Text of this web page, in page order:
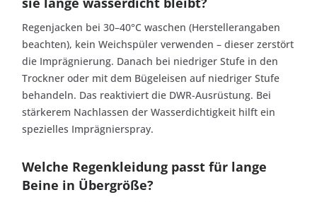
Regenjacken bei 30–40°C waschen (Herstellerangaben
beachten), kein Weichspüler verwenden – dieser zerstört
die Imprägnierung. Danach bei niedriger Stufe in den
Trockner oder mit dem Bügeleisen auf niedriger Stufe
behandeln. Das reaktiviert die DWR-Ausrüstung. Bei
stärkerem Nachlassen der Wasserdichtigkeit hilft ein
spezielles Imprägnierspray.
Welche Regenkleidung passt für lange
Beine in Übergröße?